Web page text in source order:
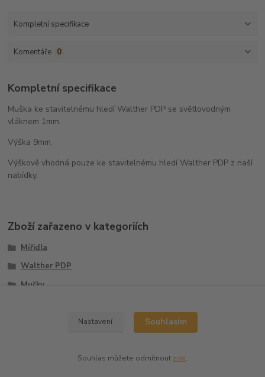
Kompletní specifikace
Komentáře 0
Kompletní specifikace
Muška ke stavitelnému hledí Walther PDP se světlovodným
vláknem 1mm.
Výška 9mm.
Výškově vhodná pouze ke stavitelnému hledí Walther PDP z naší
nabídky.
Zboží zařazeno v kategoriích
Mířidla
Walther PDP
Mušky
Nastavení Souhlasím
Souhlas můžete odmítnout zde.